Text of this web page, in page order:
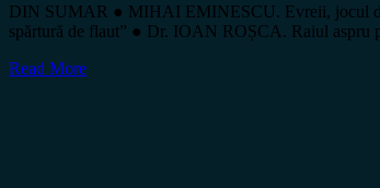
DIN SUMAR ● MIHAI EMINESCU. Evreii, jocul
spărtură de flaut” ● Dr. IOAN ROȘCA. Raiul
Read More